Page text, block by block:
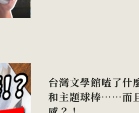
台灣文學館嗑了什
和主題球棒⋯⋯而